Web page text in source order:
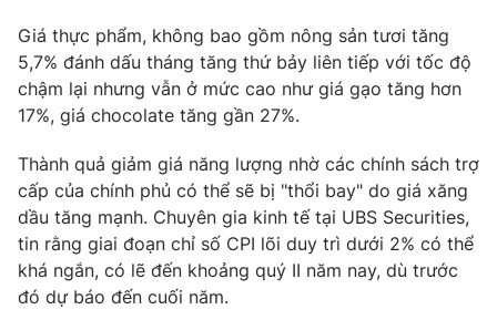
VTV Money VTV Thể thao
VTV Sức khoẻ Bất động sản
Thị trường 24h Tấm lòng Việt
VTV4 Vươn mình bằng AI
VTV9
Giá thực phẩm, không bao gồm nông sản tươi tăng
5,7% đánh dấu tháng tăng thứ bảy liên tiếp với tốc độ
chậm lại nhưng vẫn ở mức cao như giá gạo tăng hơn
17%, giá chocolate tăng gần 27%.
Thành quả giảm giá năng lượng nhờ các chính sách trợ
cấp của chính phủ có thể sẽ bị "thổi bay" do giá xăng
dầu tăng mạnh. Chuyên gia kinh tế tại UBS Securities,
tin rằng giai đoạn chỉ số CPI lõi duy trì dưới 2% có thể
khá ngắn, có lẽ đến khoảng quý II năm nay, dù trước
đó dự báo đến cuối năm.